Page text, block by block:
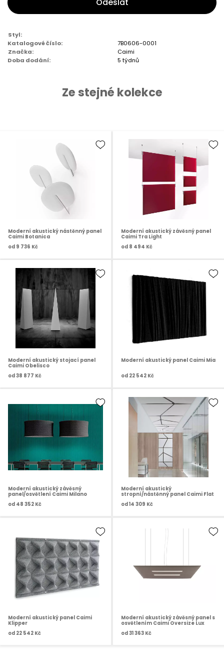
Odeslat
Styl:
Katalogové číslo:
7B0606-0001
Značka:
Caimi
Doba dodání:
5 týdnů
Ze stejné kolekce
Moderní akustický nástěnný panel
Caimi Botanica
od 9 736 Kč
Moderní akustický závěsný panel
Caimi Tra Light
od 8 494 Kč
Moderní akustický stojací panel
Caimi Obelisco
od38 877 Kč
Moderní akustický panel Caimi Mia
od 22 542 Kč
Moderní akustický závěsný
panel/osvětlení Caimi Milano
od 48 352 Kč
Moderní akustický
stropní/nástěnný panel Caimi Flat
od 14 309 Kč
Moderní akustický panel Caimi
Klipper
od 22 542 Kč
Moderní akustický závěsný panel s
osvětlením Caimi Oversize Lux
od 31 363 Kč